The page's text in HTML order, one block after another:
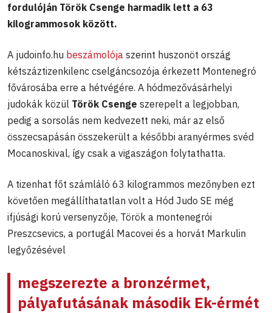
fordulóján Török Csenge harmadik lett a 63
kilogrammosok között.
A judoinfo.hu beszámolója szerint huszonöt ország
kétszáztizenkilenc cselgáncsozója érkezett Montenegró
fővárosába erre a hétvégére. A hódmezővásárhelyi
judokák közül Török Csenge szerepelt a legjobban,
pedig a sorsolás nem kedvezett neki, már az első
összecsapásán összekerült a későbbi aranyérmes svéd
Mocanoskival, így csak a vigaszágon folytathatta.
A tizenhat főt számláló 63 kilogrammos mezőnyben ezt
követően megállíthatatlan volt a Hód Judo SE még
ifjúsági korú versenyzője, Török a montenegrói
Preszcsevics, a portugál Macovei és a horvát Markulin
legyőzésével
megszerezte a bronzérmet,
pályafutásának második Ek-érmét